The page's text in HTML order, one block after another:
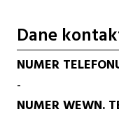
Dane
NUMER
-
NUMER WEWN.